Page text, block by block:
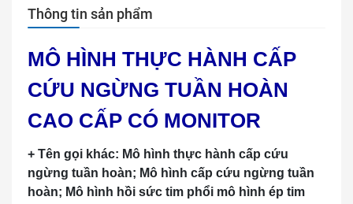
Thông tin sản phẩm
MÔ HÌNH THỰC HÀNH CẤP
CỨU NGỪNG TUẦN HOÀN
CAO CẤP CÓ MONITOR
+ Tên gọi khác: Mô hình thực hành cấp cứu
ngừng tuần hoàn; Mô hình cấp cứu ngừng tuần
hoàn; Mô hình hồi sức tim phổi mô hình ép tim